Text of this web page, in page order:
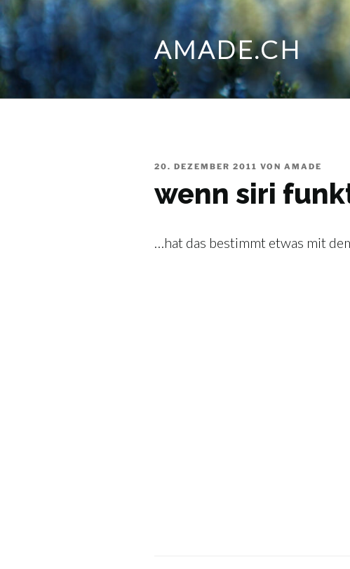
Zum
Inhalt
springen
AMADE.CH
VERÖFFENTLICHT
20. DEZEMBER 2011 VON AMADE
wenn siri
…hat das bestimmt etwas mit